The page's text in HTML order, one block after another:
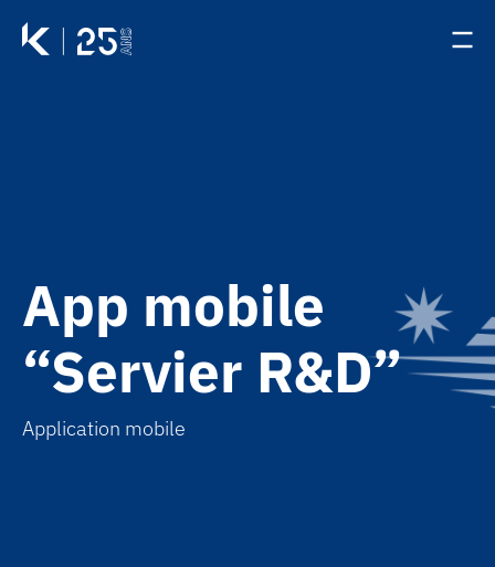
Accueil - Kernix
Accueil - Kernix
App mobile
“Servier R&D”
Application mobile